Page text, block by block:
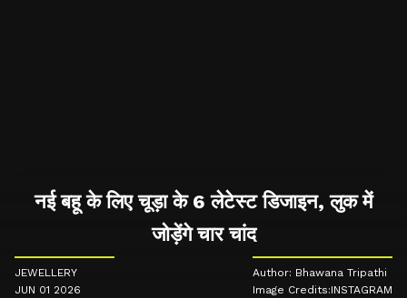
नई बहू के लिए चूड़ा के 6 लेटेस्ट डिजाइन, लुक में
जोड़ेंगे चार चांद
JEWELLERY
JUN 01 2026
Author: Bhawana Tripathi
Image Credits:INSTAGRAM